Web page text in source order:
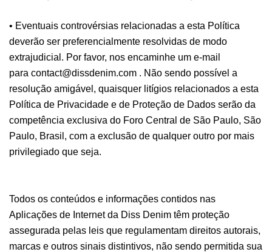
• Eventuais controvérsias relacionadas a esta Política
deverão ser preferencialmente resolvidas de modo
extrajudicial. Por favor, nos encaminhe um e-mail
para contact@dissdenim.com . Não sendo possível a
resolução amigável, quaisquer litígios relacionados a esta
Política de Privacidade e de Proteção de Dados serão da
competência exclusiva do Foro Central de São Paulo, São
Paulo, Brasil, com a exclusão de qualquer outro por mais
privilegiado que seja.
Todos os conteúdos e informações contidos nas
Aplicações de Internet da Diss Denim têm proteção
assegurada pelas leis que regulamentam direitos autorais,
marcas e outros sinais distintivos, não sendo permitida sua